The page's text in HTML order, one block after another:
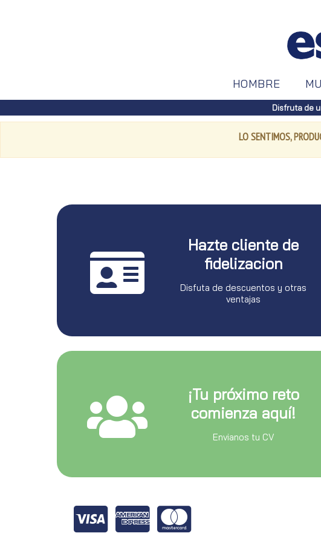
HOMBRE
Disfruta de
LO SENTIMOS,
Hazte cliente de
fidelizacion
Disfuta de descuentos y otras
ventajas
¡Tu próximo reto
comienza aquí!
Envianos tu CV